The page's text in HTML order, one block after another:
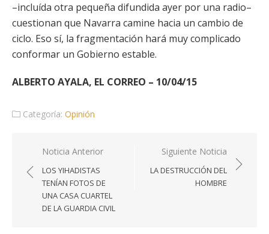
–incluída otra pequeña difundida ayer por una radio–
cuestionan que Navarra camine hacia un cambio de
ciclo. Eso sí, la fragmentación hará muy complicado
conformar un Gobierno estable.
ALBERTO AYALA, EL CORREO – 10/04/15
Categoría: Opinión
Navegación
de
entradas
Noticia Anterior
LOS YIHADISTAS
TENÍAN FOTOS DE
UNA CASA CUARTEL
DE LA GUARDIA CIVIL
Siguiente Noticia
LA DESTRUCCIÓN DEL
HOMBRE